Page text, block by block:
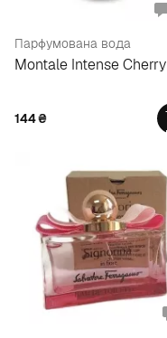
Парфумована вода
Montale Intense Cherry
144₴